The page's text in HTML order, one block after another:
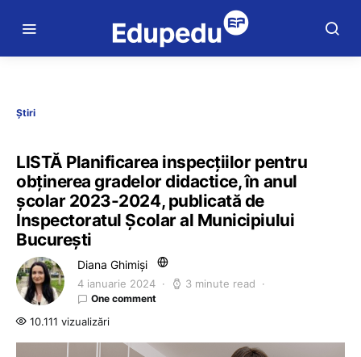
Știri
LISTĂ Planificarea inspecțiilor pentru
obținerea gradelor didactice, în anul
școlar 2023-2024, publicată de
Inspectoratul Școlar al Municipiului
București
Diana Ghimiși
4 ianuarie 2024 3 minute read
One comment
10.111 vizualizări